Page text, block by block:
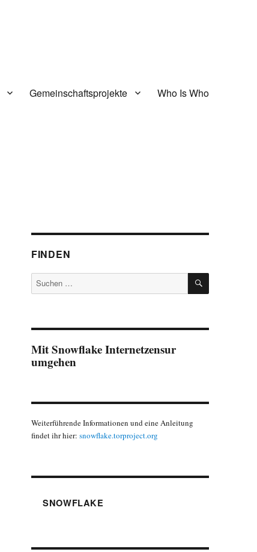
Gemeinschaftsprojekte Who Is Who
FINDEN
Suchen
nach:
SUCHEN
Mit Snowflake Internetzensur
umgehen
Weiterführende Informationen und eine Anleitung
findet ihr hier: snowflake.torproject.org
SNOWFLAKE